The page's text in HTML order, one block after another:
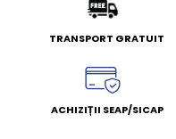
TRANSPORT GRATUIT
ACHIZIȚII SEAP/SICAP